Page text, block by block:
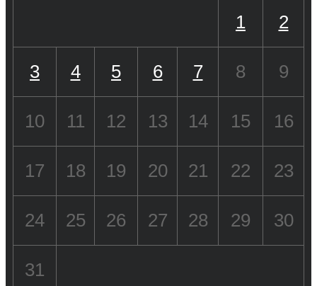
1 2
3 4 5 6 7 8 9
10 11 12 13 14 15 16
17 18 19 20 21 22 23
24 25 26 27 28 29 30
31